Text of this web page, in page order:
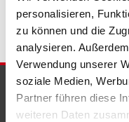
personalisieren,
zu können und die
analysieren.
Verwendung unserer
soziale Medien,
Partner führen diese
weiteren Daten
PARTNER &